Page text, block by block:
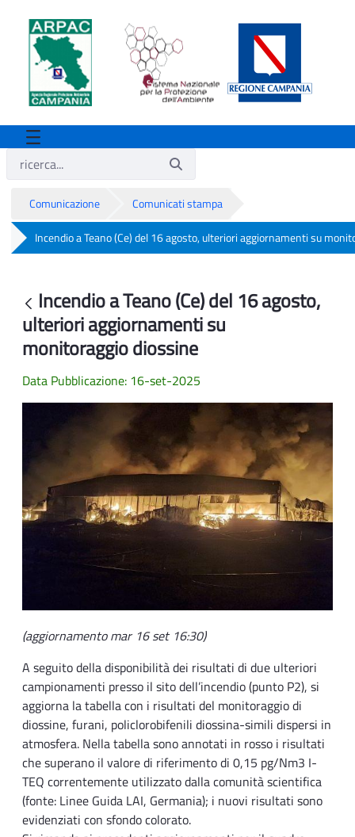
Comunicazione Comunicati stampa
Incendio a Teano (Ce) del 16 agosto, ulteriori aggiornamenti su
Indietro
Incendio a Teano (Ce) del 16 agosto,
ulteriori aggiornamenti su
monitoraggio diossine
Data Pubblicazione: 16-set-2025
(aggiornamento mar 16 set 16:30)
A seguito della disponibilità dei risultati di due ulteriori
campionamenti presso il sito dell’incendio (punto P2), si
aggiorna la tabella con i risultati del monitoraggio di
diossine, furani, policlorobifenili diossina-simili dispersi in
atmosfera. Nella tabella sono annotati in rosso i risultati
che superano il valore di riferimento di 0,15 pg/Nm3 I-
TEQ correntemente utilizzato dalla comunità scientifica
(fonte: Linee Guida LAI, Germania); i nuovi risultati sono
evidenziati con sfondo colorato.